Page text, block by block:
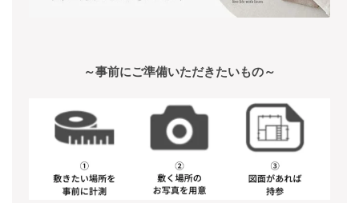
～事前にご準備いただきたいもの～